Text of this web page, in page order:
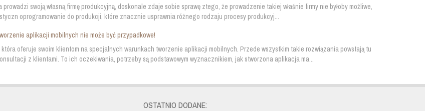
prowadzi swoją własną firmę produkcyjną, doskonale zdaje sobie sprawę ztego, że prowadzenie takiej właśnie firmy nie byłoby możliwe,
oprogramowanie do produkcji, które znacznie usprawnia różnego rodzaju procesy produkcyj...
aplikacji mobilnych nie może być przypadkowe!
która oferuje swoim klientom na specjalnych warunkach tworzenie aplikacji mobilnych. Przede wszystkim takie rozwiązania powstają tu
z klientami. To ich oczekiwania, potrzeby są podstawowym wyznacznikiem, jak stworzona aplikacja ma...
OSTATNIO DODANE: